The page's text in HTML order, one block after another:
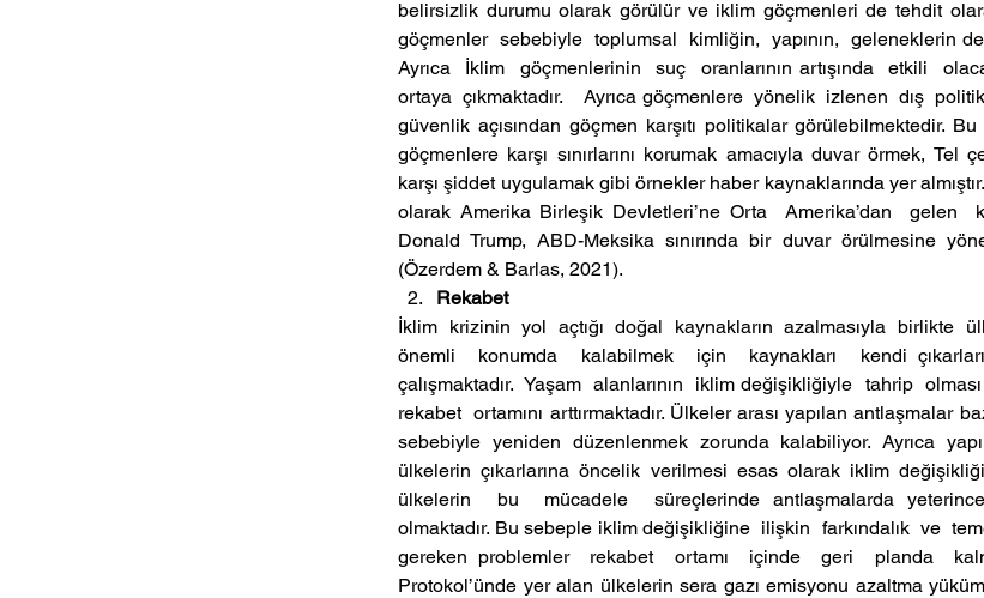
belirsizlik durumu olarak görülür ve iklim göçmenleri de tehdit
göçmenler  sebebiyle  toplumsal  kimliğin,  yapının,  geleneklerin
Ayrıca  İklim  göçmenlerinin  suç  oranlarının artışında  etkili
ortaya  çıkmaktadır.    Ayrıca göçmenlere  yönelik  izlenen  dış
güvenlik açısından göçmen karşıtı politikalar görülebilmektedir.
göçmenlere karşı sınırlarını korumak amacıyla duvar örmek, Tel
karşı şiddet uygulamak gibi örnekler haber kaynaklarında yer
olarak Amerika Birleşik Devletleri’ne Orta  Amerika’dan  gelen
Donald  Trump,  ABD-Meksika  sınırında  bir  duvar  örülmesine
(Özerdem & Barlas, 2021).
Rekabet
İklim  krizinin  yol  açtığı  doğal  kaynakların  azalmasıyla  birlikte
önemli  konumda  kalabilmek  için  kaynakları  kendi
çalışmaktadır.  Yaşam  alanlarının  iklim değişikliğiyle  tahrip
rekabet  ortamını arttırmaktadır. Ülkeler arası yapılan antlaşmalar
sebebiyle  yeniden  düzenlenmek  zorunda  kalabiliyor.  Ayrıca
ülkelerin çıkarlarına öncelik verilmesi esas olarak iklim
ülkelerin  bu  mücadele  süreçlerinde antlaşmalarda
olmaktadır. Bu sebeple iklim değişikliğine  ilişkin  farkındalık  ve
gereken problemler  rekabet  ortamı  içinde  geri  planda
Protokol’ünde yer alan ülkelerin sera gazı emisyonu azaltma